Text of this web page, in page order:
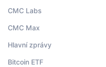
CMC Labs
CMC Max
Hlavní zprávy
Bitcoin ETF